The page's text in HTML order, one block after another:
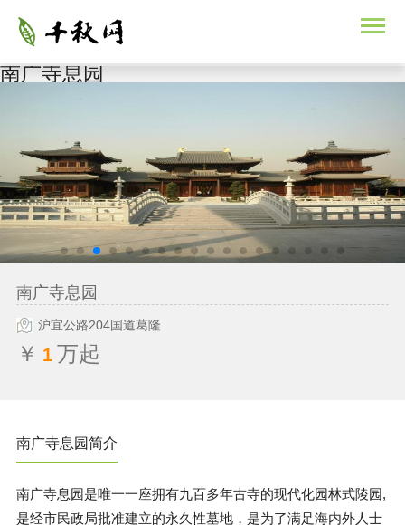
南广寺息园
南广寺息园
沪宜公路204国道葛隆
￥ 1 万起
南广寺息园简介
南广寺息园是唯一一座拥有九百多年古寺的现代化园林式陵园,
是经市民政局批准建立的永久性墓地，是为了满足海内外人士